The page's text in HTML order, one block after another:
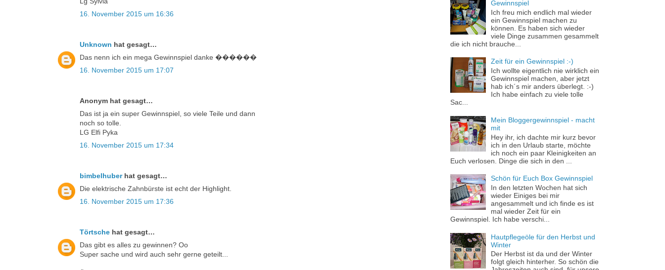
16. November 2015 um 16:36
Unknown hat gesagt…
Das nenn ich ein mega Gewinnspiel danke ������
16. November 2015 um 17:07
Anonym hat gesagt…
Das ist ja ein super Gewinnspiel, so viele Teile und dann
noch so tolle.
LG Elfi Pyka
16. November 2015 um 17:34
bimbelhuberhat gesagt…
Die elektrische Zahnbürste ist echt der Highlight.
16. November 2015 um 17:36
Törtsche hat gesagt…
Das gibt es alles zu gewinnen? Oo
Super sache und wird auch sehr gerne geteilt...
Gewinnspiel
Ich freu mich endlich mal wieder
ein Gewinnspiel machen zu
können. Es haben sich wieder
viele Dinge zusammen gesammelt
die ich nicht brauche...
Zeit für ein Gewinnspiel :-)
Ich wollte eigentlich nie wirklich ein
Gewinnspiel machen, aber jetzt
hab ich´s mir anders überlegt. :-)
Ich habe einfach zu viele tolle
Sac...
Mein Bloggergewinnspiel - macht
mit
Hey ihr, ich dachte mir kurz bevor
ich in den Urlaub starte, möchte
ich noch ein paar Kleinigkeiten an
Euch verlosen. Dinge die sich in den ...
Schön für Euch Box Gewinnspiel
In den letzten Wochen hat sich
wieder Einiges bei mir
angesammelt und ich finde es ist
mal wieder Zeit für ein
Gewinnspiel. Ich habe verschi...
Hautpflegeöle für den Herbst und
Winter
Der Herbst ist da und der Winter
folgt gleich hinterher. So schön die